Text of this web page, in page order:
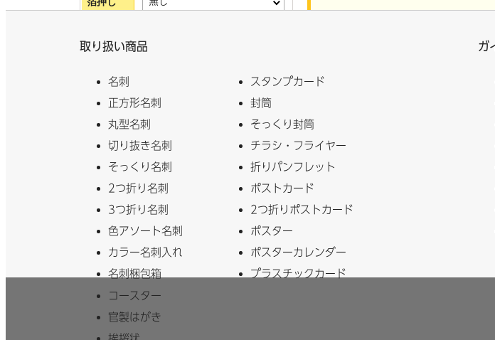
お気に入りに追加
選択中の用紙・加工を「
」として登録でき
取り扱い商品
名刺
正方形名刺
丸型名刺
切り抜き名刺
そっくり名刺
2つ折り名刺
3つ折り名刺
色アソート名刺
カラー名刺入れ
名刺梱包箱
スタンプカード
封筒
そっくり封筒
チラシ・フライヤー
折りパンフレット
ポストカード
2つ折りポストカード
ポスター
ポスターカレンダー
プラスチックカード
コースター
官製はがき
ガ